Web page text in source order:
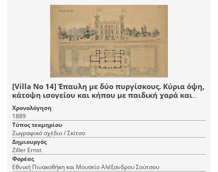
[Villa Nο 14] Έπαυλη με δύο πυργίσκους. Κύρια όψη,
κάτοψη ισογείου και κήπου με παιδική χαρά και
βοηθητικό κτήριο
Χρονολόγηση
1889
Τύπος τεκμηρίου
Ζωγραφικό σχέδιο / Σκίτσο
Δημιουργός
Ziller Ernst
Φορέας
Εθνική Πινακοθήκη και Μουσείο Αλέξανδρου Σούτσου